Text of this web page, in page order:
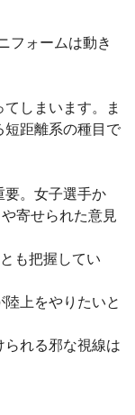
フォームは動き
しまいます。ま
距離系の種目で
。女子選手か
寄せられた意見
も把握してい
上をやりたいと
れる邪な視線は